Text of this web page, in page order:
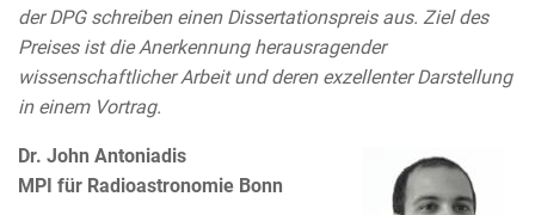
der DPG schreiben einen Dissertationspreis aus. Ziel des
Preises ist die Anerkennung herausragender
wissenschaftlicher Arbeit und deren exzellenter Darstellung
in einem Vortrag.
Dr. John Antoniadis
MPI für Radioastronomie Bonn